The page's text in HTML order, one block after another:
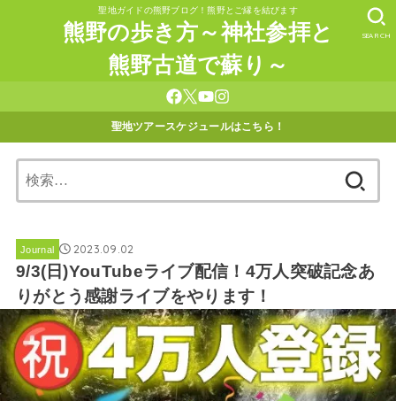
聖地ガイドの熊野ブログ！熊野とご縁を結びます
熊野の歩き方～神社参拝と
熊野古道で蘇り～
SEARCH
聖地ツアースケジュールはこちら！
索:
Journal 2023.09.02
9/3(日)YouTubeライブ配信！4万人突破記念あ
りがとう感謝ライブをやります！